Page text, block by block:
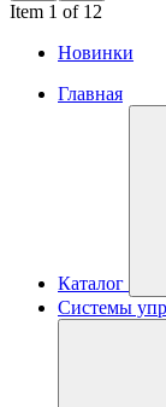
Item 1 of 12
Новинки
Главная
Каталог
Системы